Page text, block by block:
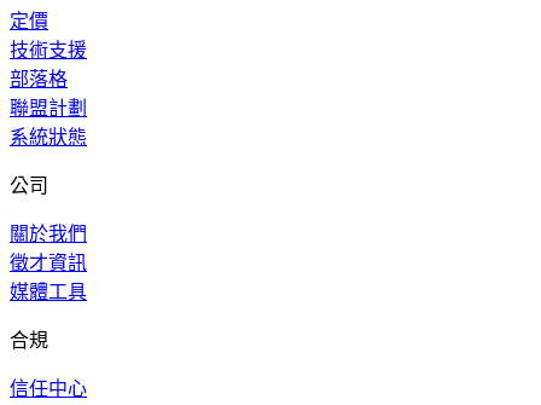
定價
技術支援
部落格
聯盟計劃
系統狀態
公司
關於我們
徵才資訊
媒體工具
合規
信任中心